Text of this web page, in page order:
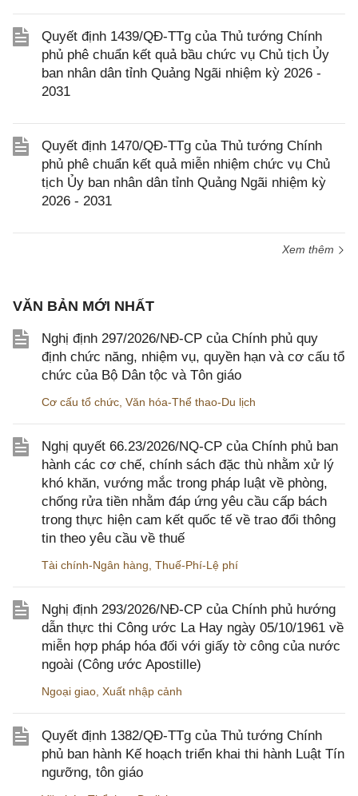
Quyết định 1439/QĐ-TTg của Thủ tướng Chính
phủ phê chuẩn kết quả bầu chức vụ Chủ tịch Ủy
ban nhân dân tỉnh Quảng Ngãi nhiệm kỳ 2026 -
2031
Quyết định 1470/QĐ-TTg của Thủ tướng Chính
phủ phê chuẩn kết quả miễn nhiệm chức vụ Chủ
tịch Ủy ban nhân dân tỉnh Quảng Ngãi nhiệm kỳ
2026 - 2031
Xem thêm
VĂN BẢN MỚI NHẤT
Nghị định 297/2026/NĐ-CP của Chính phủ quy
định chức năng, nhiệm vụ, quyền hạn và cơ cấu tổ
chức của Bộ Dân tộc và Tôn giáo
Cơ cấu tổ chức Văn hóa-Thể thao-Du lịch
Nghị quyết 66.23/2026/NQ-CP của Chính phủ ban
hành các cơ chế, chính sách đặc thù nhằm xử lý
khó khăn, vướng mắc trong pháp luật về phòng,
chống rửa tiền nhằm đáp ứng yêu cầu cấp bách
trong thực hiện cam kết quốc tế về trao đổi thông
tin theo yêu cầu về thuế
Tài chính-Ngân hàng Thuế-Phí-Lệ phí
Nghị định 293/2026/NĐ-CP của Chính phủ hướng
dẫn thực thi Công ước La Hay ngày 05/10/1961 về
miễn hợp pháp hóa đối với giấy tờ công của nước
ngoài (Công ước Apostille)
Ngoại giao Xuất nhập cảnh
Quyết định 1382/QĐ-TTg của Thủ tướng Chính
phủ ban hành Kế hoạch triển khai thi hành Luật Tín
ngưỡng, tôn giáo